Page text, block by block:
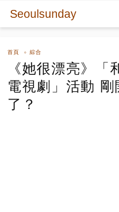
Seoulsunday
首頁 綜合
《她很漂亮》「
電視劇」活動 剛
了？